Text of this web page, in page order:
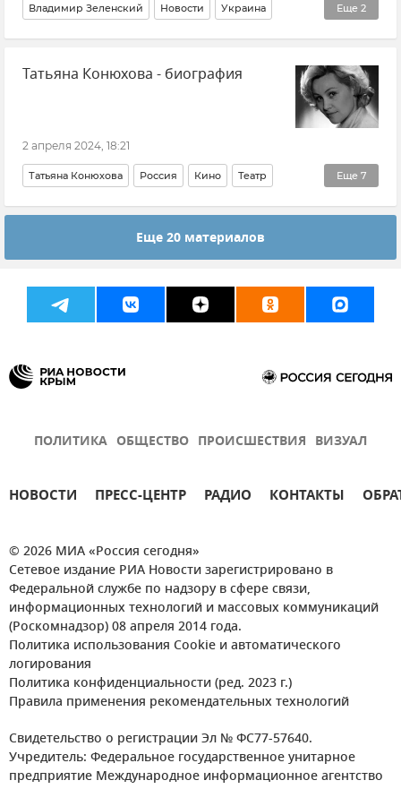
Еще 2
Владимир Зеленский Новости Украина
Мобилизация на Украине
Верховная Рада Украины
Татьяна Конюхова - биография
2 апреля 2024, 18:21
Еще 7
Татьяна Конюхова Россия Кино Театр
Искусство Культура СССР Общество Утраты
СправкаЕще 20 материалов
ПОЛИТИКА ОБЩЕСТВО ПРОИСШЕСТВИЯ ВИЗУАЛ
НОВОСТИ ПРЕСС-ЦЕНТР РАДИО КОНТАКТЫ
© 2026 МИА «Россия сегодня»
Сетевое издание РИА Новости зарегистрировано в
Федеральной службе по надзору в сфере связи,
информационных технологий и массовых коммуникаций
(Роскомнадзор) 08 апреля 2014 года.
Политика использования Cookie и автоматического
логирования
Политика конфиденциальности (ред. 2023 г.)
Правила применения рекомендательных технологий
Свидетельство о регистрации Эл № ФС77-57640.
Учредитель: Федеральное государственное унитарное
предприятие Международное информационное агентство